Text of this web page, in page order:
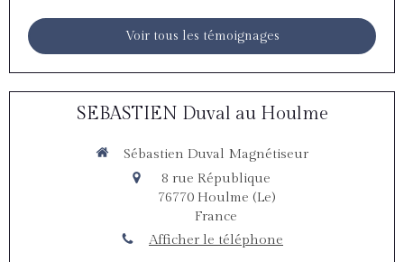
Voir tous les témoignages
SEBASTIEN Duval au Houlme
Sébastien Duval Magnétiseur
8 rue République
76770 Houlme (Le)
France
Afficher le téléphone